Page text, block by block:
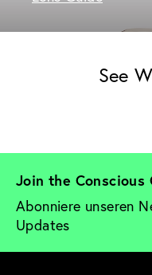
See
Join the Conscious
Abonniere unseren
Updates